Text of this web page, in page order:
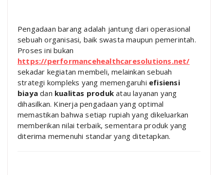
Pengadaan barang adalah jantung dari operasional
sebuah organisasi, baik swasta maupun pemerintah.
Proses ini bukan
https://performancehealthcaresolutions.net/
sekadar kegiatan membeli, melainkan sebuah
strategi kompleks yang memengaruhi efisiensi
biaya dan kualitas produk atau layanan yang
dihasilkan. Kinerja pengadaan yang optimal
memastikan bahwa setiap rupiah yang dikeluarkan
memberikan nilai terbaik, sementara produk yang
diterima memenuhi standar yang ditetapkan.